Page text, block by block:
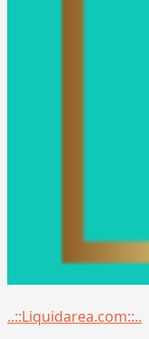
Menu
..::Liquidarea.com::..